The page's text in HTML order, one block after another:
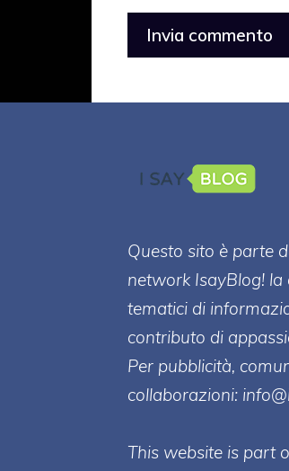
Questo sito è parte
network IsayBlog!
tematici di
contributo di
Per pubblicità,
collaborazioni:
This website is part